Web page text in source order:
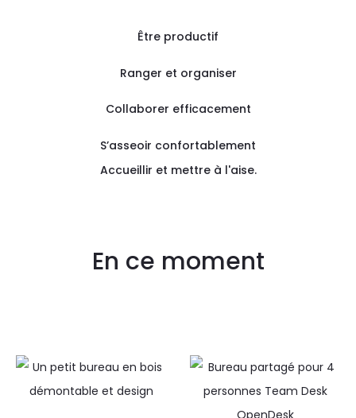
Être productif
Ranger et organiser
Collaborer efficacement
S’asseoir confortablement
Accueillir et mettre à l'aise.
En ce moment